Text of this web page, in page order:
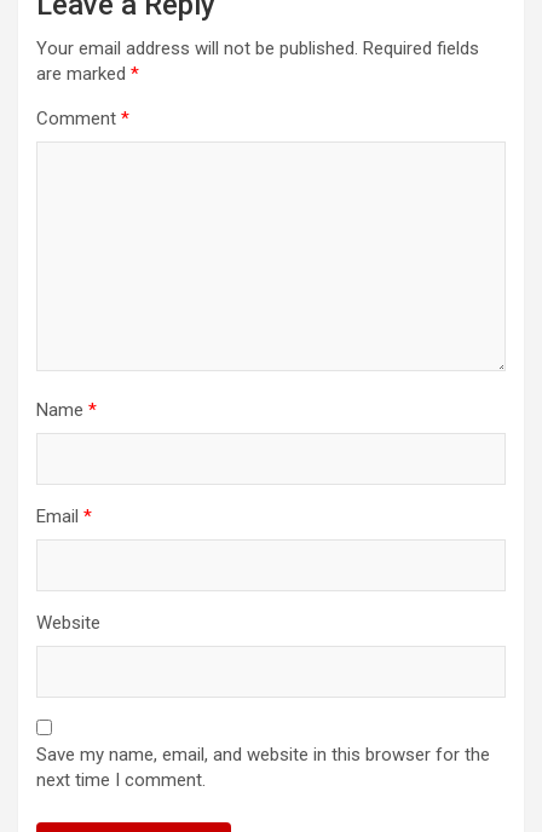
Your email address will not be published. Required fields
are marked *
Comment *
Name *
Email *
Website
Save my name, email, and website in this browser for the
next time I comment.